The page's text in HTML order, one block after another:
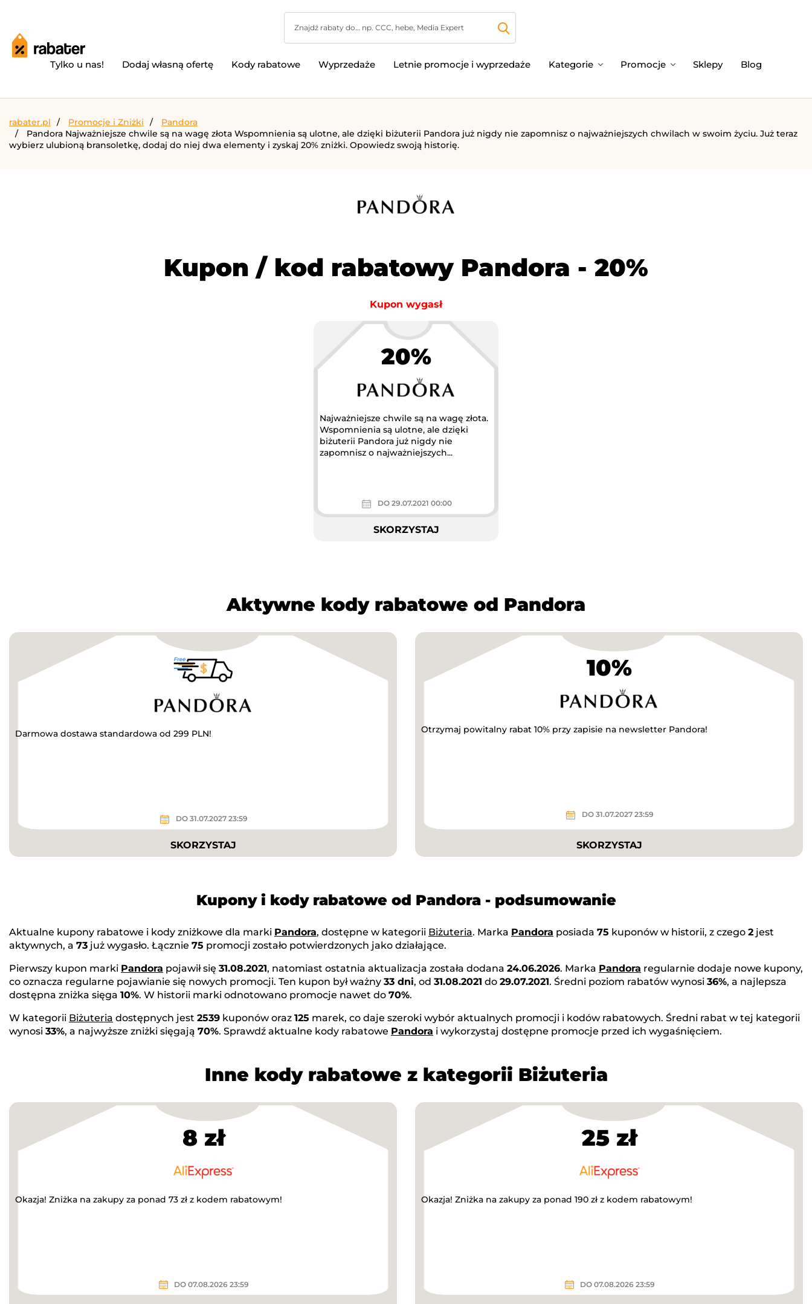
Tylko u nas! Dodaj własną ofertę Kody rabatowe Wyprzedaże Letnie promocje i wyprzedaże Kategorie Promocje Sklepy Blog
rabater.pl Promocje i Zniżki
Pandora
Pandora Najważniejsze chwile są na wagę złota Wspomnienia są ulotne, ale dzięki biżuterii Pandora już nigdy nie zapomnisz o najważniejszych chwilach w swoim życiu. Już teraz
wybierz ulubioną bransoletkę, dodaj do niej dwa elementy i zyskaj 20% zniżki. Opowiedz swoją historię.
Kupon / kod rabatowy Pandora - 20%
Kupon wygasł
20%
Najważniejsze chwile są na wagę złota.
Wspomnienia są ulotne, ale dzięki
biżuterii Pandora już nigdy nie
zapomnisz o najważniejszych...
DO 29.07.2021 00:00
SKORZYSTAJ
Aktywne kody rabatowe od Pandora
Darmowa dostawa standardowa od 299 PLN!
DO 31.07.2027 23:59
SKORZYSTAJ
10%
Otrzymaj powitalny rabat 10% przy zapisie na newsletter Pandora!
DO 31.07.2027 23:59
SKORZYSTAJ
Kupony i kody rabatowe od Pandora - podsumowanie
Aktualne kupony rabatowe i kody zniżkowe dla marki Pandora, dostępne w kategorii Biżuteria. Marka Pandora posiada 75 kuponów w historii, z czego 2 jest
aktywnych, a 73 już wygasło. Łącznie 75 promocji zostało potwierdzonych jako działające.
Pierwszy kupon marki Pandora pojawił się 31.08.2021, natomiast ostatnia aktualizacja została dodana 24.06.2026. Marka Pandora regularnie dodaje nowe kupony,
co oznacza regularne pojawianie się nowych promocji. Ten kupon był ważny 33 dni, od 31.08.2021 do 29.07.2021. Średni poziom rabatów wynosi 36%, a najlepsza
dostępna zniżka sięga 10%. W historii marki odnotowano promocje nawet do 70%.
W kategorii Biżuteria dostępnych jest 2539 kuponów oraz 125 marek, co daje szeroki wybór aktualnych promocji i kodów rabatowych. Średni rabat w tej kategorii
wynosi 33%, a najwyższe zniżki sięgają 70%. Sprawdź aktualne kody rabatowe Pandora i wykorzystaj dostępne promocje przed ich wygaśnięciem.
Inne kody rabatowe z kategorii Biżuteria
8 zł
Okazja! Zniżka na zakupy za ponad 73 zł z kodem rabatowym!
DO 07.08.2026 23:59
25 zł
Okazja! Zniżka na zakupy za ponad 190 zł z kodem rabatowym!
DO 07.08.2026 23:59